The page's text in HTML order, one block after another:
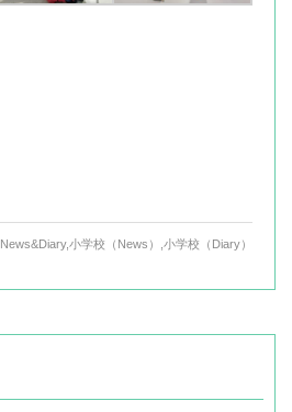
News&Diary,小学校（News） 小学校（Diary）